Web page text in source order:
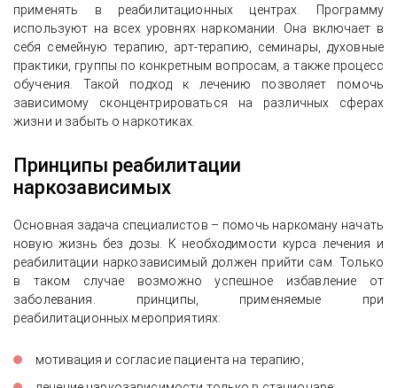
применять в реабилитационных центрах. Программу
используют на всех уровнях наркомании. Она включает в
себя семейную терапию, арт-терапию, семинары, духовные
практики, группы по конкретным вопросам, а также процесс
обучения. Такой подход к лечению позволяет помочь
зависимому сконцентрироваться на различных сферах
жизни и забыть о наркотиках.
Принципы реабилитации
наркозависимых
Основная задача специалистов – помочь наркоману начать
новую жизнь без дозы. К необходимости курса лечения и
реабилитации наркозависимый должен прийти сам. Только
в таком случае возможно успешное избавление от
заболевания. принципы, применяемые при
реабилитационных мероприятиях:
мотивация и согласие пациента на терапию;